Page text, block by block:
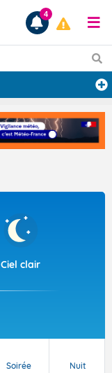
4
Ciel clair
Soirée Nuit